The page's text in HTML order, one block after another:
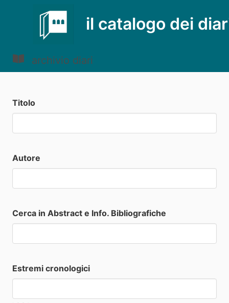
il catalogo dei
archivio diari
Titolo
Autore
Cerca in Abstract e Info. Bibliografiche
Estremi cronologici